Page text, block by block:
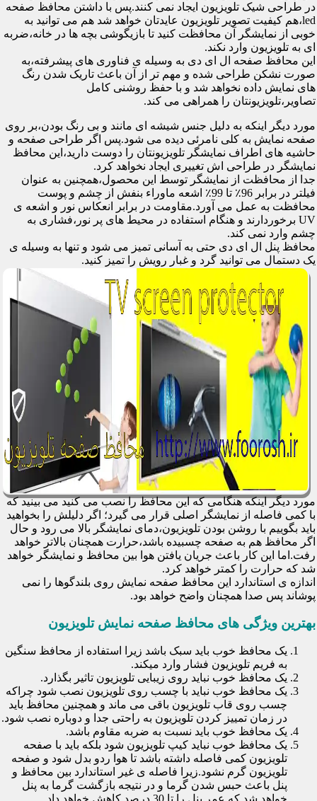
در طراحی شیک تلویزیون ایجاد نمی کنند.پس با داشتن محافظ صفحه
led،هم کیفیت تصویر تلویزیون عایدتان خواهد شد هم می توانید به
خوبی از نمایشگر آن محافظت کنید تا بازیگوشی بچه ها در خانه،ضربه
ای به تلویزیون وارد نکند.
این محافظ صفحه ال ای دی به وسیله ی فناوری های پیشرفته،به
صورت نشکن طراحی شده و مهم تر از آن باعث تاریک شدن رنگ
های نمایش داده نخواهد شد و با حفظ روشنی کامل
تصاویر،تلویزیونتان را همراهی می کند.
مورد دیگر اینکه به دلیل جنس شیشه ای مانند و بی رنگ بودن،بر روی
صفحه نمایش به کلی نامرئی دیده می شود.پس اگر طراحی صفحه و
حاشیه های اطراف نمایشگر تلویزیونتان را دوست دارید،این محافظ
نمایشگر در طراحی اش تغییری ایجاد نخواهد کرد.
جدا از محافظت از نمایشگر توسط این محصول،همچنین به عنوان
فیلتر در برابر 96٪ تا 99٪ اشعه ماوراء بنفش از چشم و پوست
محافظت به عمل می آورد.مقاومت در برابر انعکاس نور و اشعه ی
UV برخوردارند و هنگام استفاده در محیط های پر نور،فشاری به
چشم وارد نمی کند.
محافظ پنل ال ای دی حتی به آسانی تمیز می شود و تنها به وسیله ی
یک دستمال می توانید گرد و غبار رویش را تمیز کنید.
مورد دیگر اینکه هنگامی که این محافظ را نصب می کنید می بینید که
با کمی فاصله از نمایشگر اصلی قرار می گیرد؛ اگر دلیلش را بخواهید
باید بگوییم با روشن بودن تلویزیون،دمای نمایشگر بالا می رود و حال
اگر محافظ هم به صفحه چسبیده باشد،حرارت همچنان بالاتر خواهد
رفت.اما این کار باعث جریان یافتن هوا بین محافظ و نمایشگر خواهد
شد که حرارت را کمتر خواهد کرد.
اندازه ی استاندارد این محافظ صفحه نمایش روی بلندگوها را نمی
پوشاند پس صدا همچنان واضح خواهد بود.
بهترین ویژگی های محافظ صفحه نمایش تلویزیون
یک محافظ خوب باید سبک باشد زیرا استفاده از محافظ سنگین
به فریم تلویزیون فشار وارد میکند.
یک محافظ خوب نباید روی زیبایی تلویزیون تاثیر بگذارد.
یک محافظ خوب نباید با چسب روی تلویزیون نصب شود چراکه
چسب روی قاب تلویزیون باقی می ماند و همچنین محافظ باید
در زمان تمییز کردن تلویزیون به راحتی جدا و دوباره نصب شود.
یک محافظ خوب باید نسبت به ضربه مقاوم باشد.
یک محافظ خوب نباید کیپ تلویزیون شود بلکه باید با صفحه
تلویزیون کمی فاصله داشته باشد تا هوا ردو بدل شود و صفحه
تلویزیون گرم نشود.زیرا فاصله ی غیر استاندارد بین محافظ و
پنل باعث حبس شدن گرما و در نتیجه بازگشت گرما به پنل